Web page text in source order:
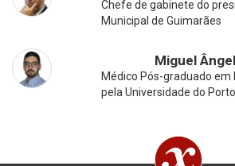
Chefe de gabinete do
Municipal de Guimarães
Miguel
Médico Pós-graduado em
pela Universidade do Porto